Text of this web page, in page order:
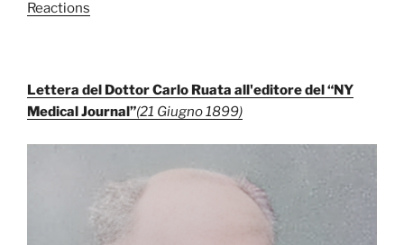
Reactions
Lettera del Dottor Carlo Ruata all'editore del “NY
Medical Journal”(21 Giugno 1899)